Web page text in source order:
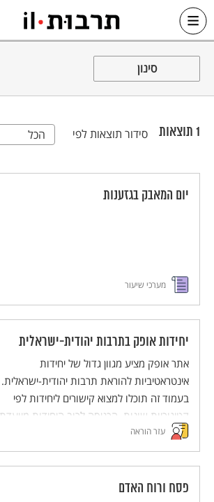
כל האתר
סינון
1 תוצאות סידור תוצאות לפי הכל
יום המאבק בגזענות
מערכי שיעור
יחידות אופק בתרבות יהודית-ישראלית
אתר אופק מציע מגוון גדול של יחידות
אינטראטיביות להוראת תרבות יהודית-ישראלית.
בעמוד זה תוכלו למצוא קישורים ליחידות לפי
קטיגוריות שונות. הכניסה לרוב היחידות מיועדת
לבעלי מנוי לאתר.
עזר הוראה
פסח ורוח האדם